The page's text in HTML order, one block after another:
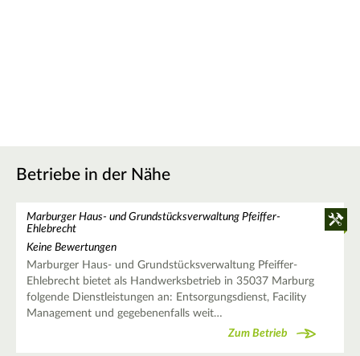
Betriebe in der Nähe
Marburger Haus- und Grundstücksverwaltung Pfeiffer-
Ehlebrecht
Keine Bewertungen
Marburger Haus- und Grundstücksverwaltung Pfeiffer-
Ehlebrecht bietet als Handwerksbetrieb in 35037 Marburg
folgende Dienstleistungen an: Entsorgungsdienst, Facility
Management und gegebenenfalls weit…
Zum Betrieb